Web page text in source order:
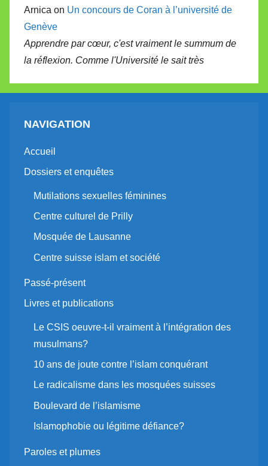
Arnica on Un concours de Coran à l’université de
Genève
Apprendre par cœur, c'est vraiment le summum de
la réflexion. Comme l'Université le sait très
NAVIGATION
Accueil
Dossiers et enquêtes
Mutilations sexuelles féminines
Centre culturel de Prilly
Mosquée de Lausanne
Centre suisse islam et société
Passé-présent
Livres et publications
Le CSIS oeuvre-t-il vraiment à l’intégration des
musulmans?
10 ans de joute contre l’islam conquérant
Le radicalisme dans les mosquées suisses
Boulevard de l’islamisme
Islamophobie ou légitime défiance?
Paroles et plumes